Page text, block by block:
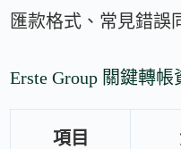
匯款格式、常見錯誤
Erste Group 關鍵轉帳
項目